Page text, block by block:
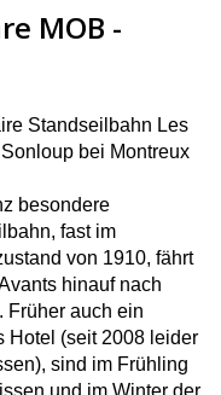
MOB -
Standseilbahn Les
bei Montreux
besondere
fast im
von 1910, fährt
hinauf nach
Früher auch ein
Hotel (seit 2008 leider
sind im Frühling